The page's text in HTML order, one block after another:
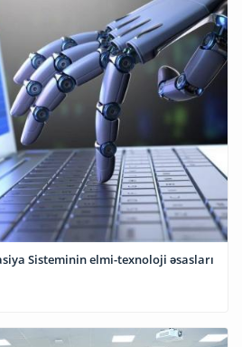
Sisteminin elmi-texnoloji əsasları